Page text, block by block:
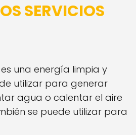
SERVICIOS
una energía limpia y
utilizar para generar
agua o calentar el aire
se puede utilizar para